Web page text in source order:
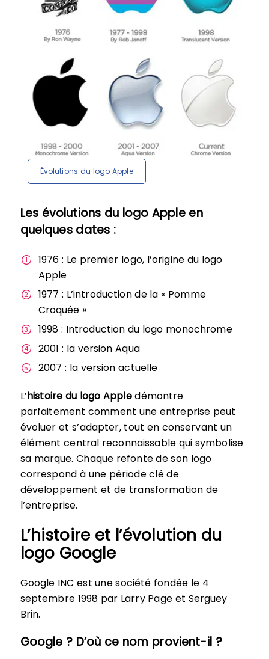
Évolutions du logo Apple
Les évolutions du logo Apple en
quelques dates :
1976 : Le premier logo, l’origine du logo
Apple
1977 : L’introduction de la « Pomme
Croquée »
1998 : Introduction du logo monochrome
2001 : la version Aqua
2007 : la version actuelle
L’histoire du logo Appledémontre
parfaitement comment une entreprise peut
évoluer et s’adapter, tout en conservant un
élément central reconnaissable qui symbolise
sa marque. Chaque refonte de son logo
correspond à une période clé de
développement et de transformation de
l’entreprise.
L’histoire et l’évolution du
logo Google
Google INC est une société fondée le 4
septembre 1998 par Larry Page et Serguey
Brin.
Google ? D’où ce nom provient-il ?